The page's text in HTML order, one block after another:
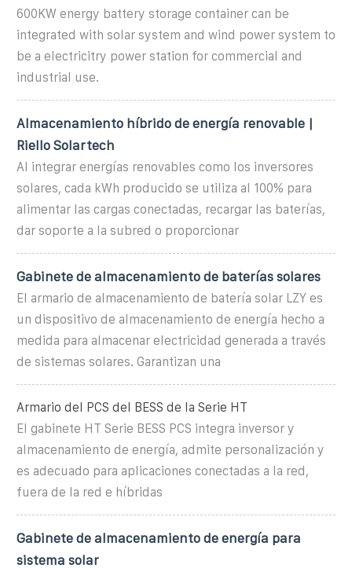
600KW energy battery storage container can be
integrated with solar system and wind power system to
be a electricitry power station for commercial and
industrial use.
Almacenamiento híbrido de energía renovable |
Riello Solartech
Al integrar energías renovables como los inversores
solares, cada kWh producido se utiliza al 100% para
alimentar las cargas conectadas, recargar las baterías,
dar soporte a la subred o proporcionar
Gabinete de almacenamiento de baterías solares
El armario de almacenamiento de batería solar LZY es
un dispositivo de almacenamiento de energía hecho a
medida para almacenar electricidad generada a través
de sistemas solares. Garantizan una
Armario del PCS del BESS de la Serie HT
El gabinete HT Serie BESS PCS integra inversor y
almacenamiento de energía, admite personalización y
es adecuado para aplicaciones conectadas a la red,
fuera de la red e híbridas
Gabinete de almacenamiento de energía para
sistema solar